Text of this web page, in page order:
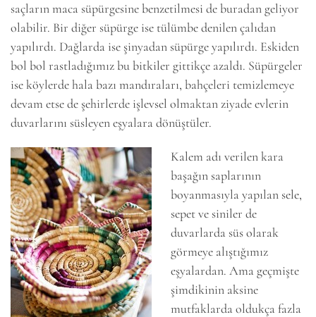
saçların maca süpürgesine benzetilmesi de buradan geliyor
olabilir. Bir diğer süpürge ise tülümbe denilen çalıdan
yapılırdı. Dağlarda ise şinyadan süpürge yapılırdı. Eskiden
bol bol rastladığımız bu bitkiler gittikçe azaldı. Süpürgeler
ise köylerde hala bazı mandıraları, bahçeleri temizlemeye
devam etse de şehirlerde işlevsel olmaktan ziyade evlerin
duvarlarını süsleyen eşyalara dönüştüler.
Kalem adı verilen kara
başağın saplarının
boyanmasıyla yapılan sele,
sepet ve siniler de
duvarlarda süs olarak
görmeye alıştığımız
eşyalardan. Ama geçmişte
şimdikinin aksine
mutfaklarda oldukça fazla